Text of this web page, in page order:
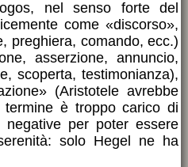
nel senso forte del
come «discorso»,
preghiera, comando, ecc.)
asserzione, annuncio,
scoperta, testimonianza),
(Aristotele avrebbe
è troppo carico di
negative per poter essere
solo Hegel ne ha